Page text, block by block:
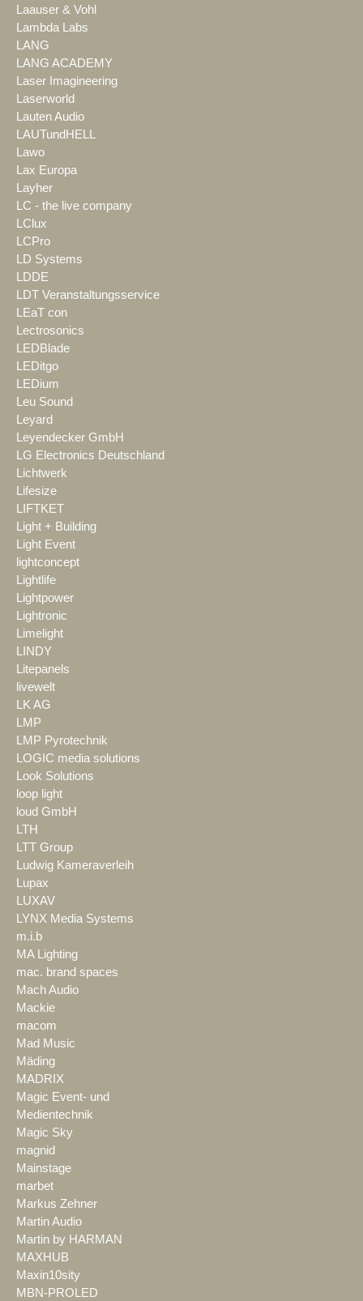
Laauser & Vohl
Lambda Labs
LANG
LANG ACADEMY
Laser Imagineering
Laserworld
Lauten Audio
LAUTundHELL
Lawo
Lax Europa
Layher
LC - the live company
LClux
LCPro
LD Systems
LDDE
LDT Veranstaltungsservice
LEaT con
Lectrosonics
LEDBlade
LEDitgo
LEDium
Leu Sound
Leyard
Leyendecker GmbH
LG Electronics Deutschland
Lichtwerk
Lifesize
LIFTKET
Light + Building
Light Event
lightconcept
Lightlife
Lightpower
Lightronic
Limelight
LINDY
Litepanels
livewelt
LK AG
LMP
LMP Pyrotechnik
LOGIC media solutions
Look Solutions
loop light
loud GmbH
LTH
LTT Group
Ludwig Kameraverleih
Lupax
LUXAV
LYNX Media Systems
m.i.b
MA Lighting
mac. brand spaces
Mach Audio
Mackie
macom
Mad Music
Mäding
MADRIX
Magic Event- und
Medientechnik
Magic Sky
magnid
Mainstage
marbet
Markus Zehner
Martin Audio
Martin by HARMAN
MAXHUB
Maxin10sity
MBN-PROLED